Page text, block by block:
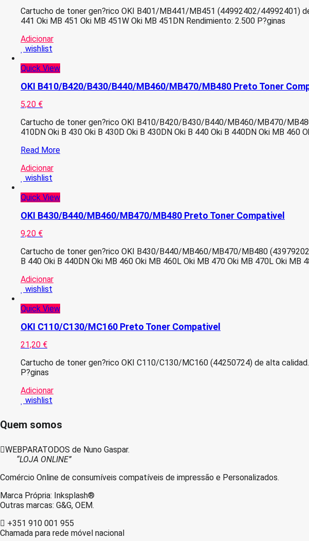
Cartucho de toner gen?rico OKI B401/MB441/MB451 (44992402/44992401)
441 Oki MB 451 Oki MB 451W Oki MB 451DN Rendimiento: 2.500 P?ginas
Adicionar
wishlist
Quick View
OKI B410/B420/B430/B440/MB460/MB470/MB480 Preto Toner
5,20 €
Cartucho de toner gen?rico OKI B410/B420/B430/B440/MB460/MB470/
410DN Oki B 430 Oki B 430D Oki B 430DN Oki B 440 Oki B 440DN Oki MB 460
OKI
Preto
Toner
Read More
Adicionar
wishlist
Quick View
OKI B430/B440/MB460/MB470/MB480 Preto Toner Compativel
9,20 €
Cartucho de toner gen?rico OKI B430/B440/MB460/MB470/MB480
B 440 Oki B 440DN Oki MB 460 Oki MB 460L Oki MB 470 Oki MB 470L Oki MB
Adicionar
wishlist
Quick View
OKI C110/C130/MC160 Preto Toner Compativel
21,20 €
Cartucho de toner gen?rico OKI C110/C130/MC160 (44250724) de alta
P?ginas
Adicionar
wishlist
Quem somos
WEBPARATODOS de Nuno Gaspar.
“LOJA ONLINE”
Comércio Online de consumíveis compatíveis de impressão e Personalizados.
Marca Própria: Inksplash®
Outras marcas: G&G, OEM.
+351 910 001 955
Chamada para rede móvel nacional